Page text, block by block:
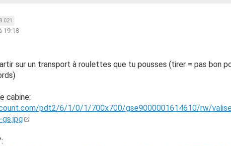
8 021
19:18
sur un transport à roulettes que tu pousses (tirer = pas bon
cabine:
pdt2/6/1/0/1/700x700/gse9000001614610/rw/